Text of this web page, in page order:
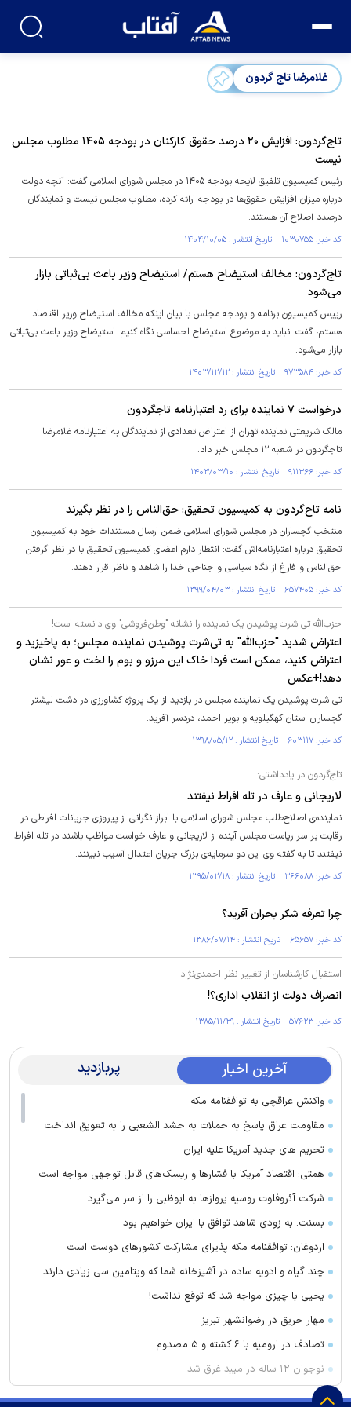
غلامرضا تاج گردون
تاج‌گردون: افزایش ۲۰ درصد حقوق کارکنان در بودجه ۱۴۰۵ مطلوب مجلس
نیست
رئیس کمیسیون تلفیق لایحه بودجه ۱۴۰۵ در مجلس شورای اسلامی گفت: آنچه دولت
درباره میزان افزایش حقوق‌ها در بودجه ارائه کرده، مطلوب مجلس نیست و نمایندگان
درصدد اصلاح آن هستند.
کد خبر: ۱۰۳۰۷۵۵ تاریخ انتشار : ۱۴۰۴/۱۰/۰۵
تاج‌گردون: مخالف استیضاح هستم/ استیضاح وزیر باعث بی‌ثباتی بازار
می‌شود
رییس کمیسیون برنامه و بودجه مجلس با بیان اینکه مخالف استیضاح وزیر اقتصاد
هستم، گفت: نباید به موضوع استیضاح احساسی نگاه کنیم. استیضاح وزیر باعث بی‌ثباتی
بازار می‌شود.
کد خبر: ۹۷۳۵۸۴ تاریخ انتشار : ۱۴۰۳/۱۲/۱۲
درخواست ۷ نماینده برای رد اعتبارنامه تاجگردون
مالک شریعتی نماینده تهران از اعتراض تعدادی از نمایندگان به اعتبارنامه غلامرضا
تاجگردون در شعبه ۱۲ مجلس خبر داد.
کد خبر: ۹۱۱۳۶۶ تاریخ انتشار : ۱۴۰۳/۰۳/۱۰
نامه‌ تاج‌گردون به کمیسیون تحقیق: حق‌الناس را در نظر بگیرند
منتخب گچساران در مجلس شورای اسلامی ضمن ارسال مستندات خود به کمیسیون
تحقیق درباره اعتبارنامه‌اش گفت: انتظار دارم اعضای کمیسیون تحقیق با در نظر گرفتن
حق‌الناس و فارغ از نگاه سیاسی و جناحی خدا را شاهد و ناظر قرار دهند.
کد خبر: ۶۵۷۴۰۵ تاریخ انتشار : ۱۳۹۹/۰۴/۰۳
حزب‌الله تی شرت پوشیدن یک نماینده را نشانه "وطن‌فروشی" وی دانسته است!
اعتراض شدید "حزب‌الله" به تی‌شرت پوشیدن نماینده مجلس؛ به پاخیزید و
اعتراض کنید، ممکن است فردا خاک این مرزو و بوم را لخت و عور نشان
دهد!+عکس
تی شرت پوشیدن یک نماینده مجلس در بازدید از یک پروژه کشاورزی در دشت لیشتر
گچساران استان کهگیلویه و بویر احمد، دردسر آفرید.
کد خبر: ۶۰۳۱۱۷ تاریخ انتشار : ۱۳۹۸/۰۵/۱۲
تاج‌گردون در یادداشتی:
لاریجانی و عارف در تله افراط نیفتند
نماینده‌ی اصلاح‌طلب مجلس شورای اسلامی با ابراز نگرانی از پیروزی جریانات افراطی در
رقابت بر سر ریاست مجلس آینده از لاریجانی و عارف خواست مواظب باشند در تله افراط
نیفتند تا به گفته وی این دو سرمایه‌ی بزرگ جریان اعتدال آسیب نبینند.
کد خبر: ۳۶۶۰۸۸ تاریخ انتشار : ۱۳۹۵/۰۲/۱۸
چرا تعرفه شکر بحران آفرید؟
کد خبر: ۶۵۶۵۷ تاریخ انتشار : ۱۳۸۶/۰۷/۱۴
استقبال کارشناسان از تغییر نظر احمدی‌نژاد
انصراف دولت از انقلاب اداری؟!
کد خبر: ۵۷۶۲۳ تاریخ انتشار : ۱۳۸۵/۱۱/۲۹
آخرین اخبار پربازدید
واکنش عراقچی به توافقنامه مکه
مقاومت عراق پاسخ به حملات به حشد الشعبی را به تعویق انداخت
تحریم های جدید آمریکا علیه ایران
همتی: اقتصاد آمریکا با فشارها و ریسک‌های قابل توجهی مواجه است
شرکت آئروفلوت روسیه پرواز‌ها به ابوظبی را از سر می‌گیرد
بسنت: به زودی شاهد توافق با ایران خواهیم بود
اردوغان: توافقنامه مکه پذیرای مشارکت کشور‌های دوست است
چند گیاه و ادویه ساده در آشپزخانه شما که ویتامین سی زیادی دارند
یحیی با چیزی مواجه شد که توقع نداشت!
مهار حریق در رضوانشهر تبریز
تصادف در ارومیه با ۶ کشته و ۵ مصدوم
نوجوان ۱۲ ساله در میبد غرق شد
واکنش چین به موضوع همکاری با واشنگتآمریکا ن در زمینه امنیت